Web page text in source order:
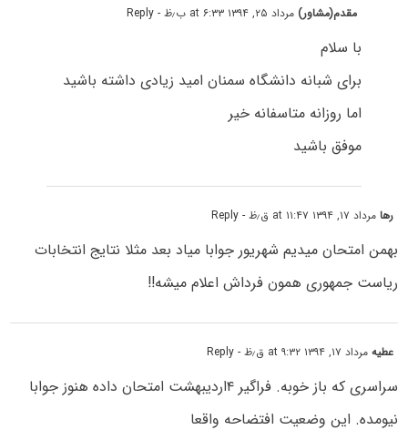
مقدم(مشاور) مرداد ۲۵, ۱۳۹۴ at ۶:۳۳ ب٫ظ - Reply
با سلام
برای شبانه دانشگاه سمنان امید زیادی داشته باشید
اما روزانه متاسفانه خیر
موفق باشید
رهامرداد ۱۷, ۱۳۹۴ at ۱۱:۴۷ ق٫ظ - Reply
بهمن امتحان میدیم شهریور جوابا میاد بعد مثلا نتایج انتخابات
ریاست جمهوری همون فرداش اعلام میشه!!
عطیهمرداد ۱۷, ۱۳۹۴ at ۹:۳۲ ق٫ظ - Reply
سراسری که باز خوبه. فراگیر ۴اردیبهشت امتحان داده هنوز جوابا
نیومده. این وضعیت افتضاحه واقعا